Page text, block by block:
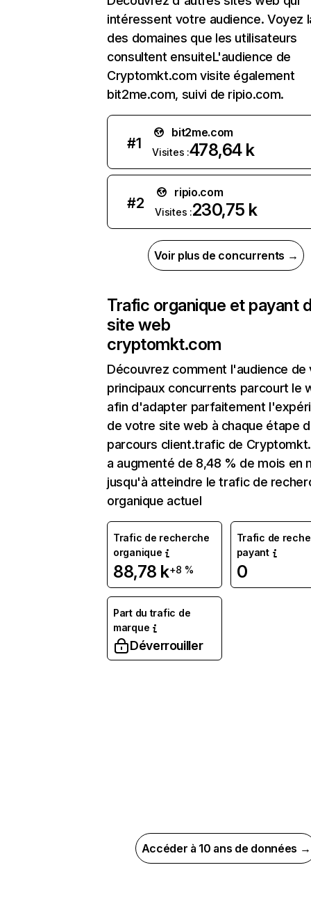
intéressent votre audience. Voyez
des domaines que les utilisateurs
consultent ensuiteL'audience de
Cryptomkt.com visite également
bit2me.com, suivi de ripio.com.
#1
bit2me.com
Visites :478,64 k
#2
ripio.com
Visites :230,75 k
Voir plus de concurrents →
Trafic organique et payant
site web
cryptomkt.com
Découvrez comment l'audience de
principaux concurrents parcourt le
afin d'adapter parfaitement
de votre site web à chaque étape
parcours client.trafic de
a augmenté de 8,48 % de mois en
jusqu'à atteindre le trafic de
organique actuel
Trafic de recherche
organique
88,78 k+8 %
Trafic de
payant
0
Part du trafic de
marque
Déverrouiller
Accéder à 10 ans de données →